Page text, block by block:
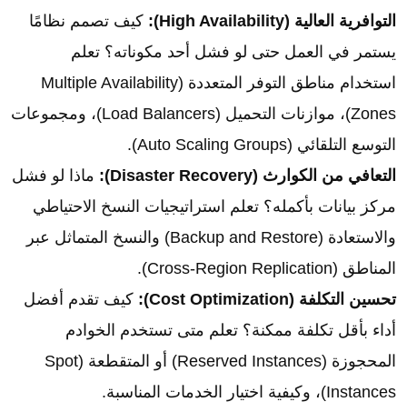
التوافرية العالية (High Availability):
كيف تصمم نظامًا
يستمر في العمل حتى لو فشل أحد مكوناته؟ تعلم
استخدام مناطق التوفر المتعددة (Multiple Availability
Zones)، موازنات التحميل (Load Balancers)، ومجموعات
التوسع التلقائي (Auto Scaling Groups).
التعافي من الكوارث (Disaster Recovery):
ماذا لو فشل
مركز بيانات بأكمله؟ تعلم استراتيجيات النسخ الاحتياطي
والاستعادة (Backup and Restore) والنسخ المتماثل عبر
المناطق (Cross-Region Replication).
تحسين التكلفة (Cost Optimization):
كيف تقدم أفضل
أداء بأقل تكلفة ممكنة؟ تعلم متى تستخدم الخوادم
المحجوزة (Reserved Instances) أو المتقطعة (Spot
Instances)، وكيفية اختيار الخدمات المناسبة.